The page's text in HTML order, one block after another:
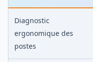
Diagnostic
ergonomique des
postes